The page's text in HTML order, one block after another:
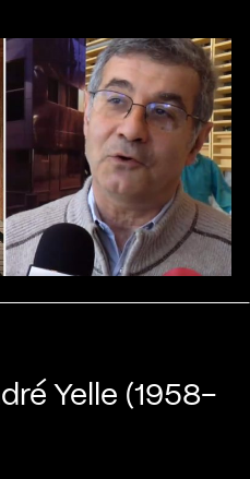
Yelle (1958-